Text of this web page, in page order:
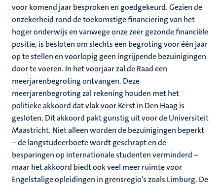
voor komend jaar besproken en goedgekeurd. Gezien de
onzekerheid rond de toekomstige financiering van het
hoger onderwijs en vanwege onze zeer gezonde financiële
positie, is besloten om slechts een begroting voor één jaar
op te stellen en voorlopig geen ingrijpende bezuinigingen
door te voeren. In het voorjaar zal de Raad een
meerjarenbegroting ontvangen. Deze
meerjarenbegroting zal rekening houden met het
politieke akkoord dat vlak voor Kerst in Den Haag is
gesloten. Dit akkoord pakt gunstig uit voor de Universiteit
Maastricht. Niet alleen worden de bezuinigingen beperkt
– de langstudeerboete wordt geschrapt en de
besparingen op internationale studenten verminderd –
maar het akkoord biedt ook veel meer ruimte voor
Engelstalige opleidingen in grensregio’s zoals Limburg. De